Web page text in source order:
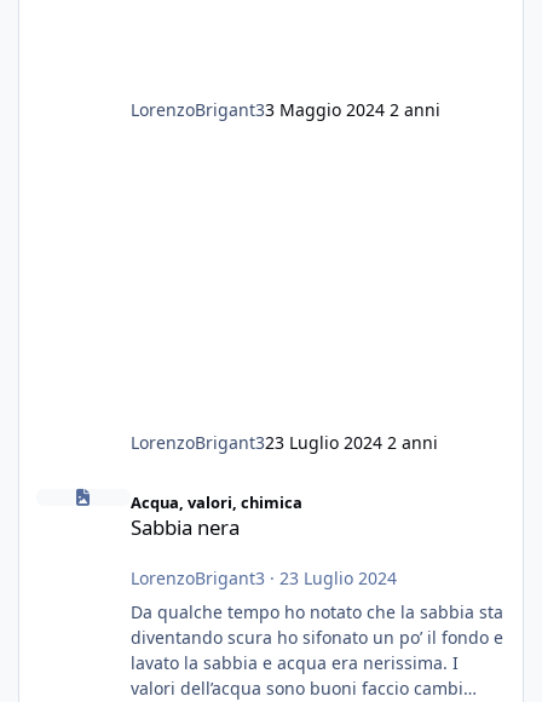
LorenzoBrigant33 Maggio 2024 2 anni
LorenzoBrigant323 Luglio 2024 2 anni
Sabbia nera
Acqua, valori, chimica
Sabbia nera
LorenzoBrigant3 · 23 Luglio 2024
Da qualche tempo ho notato che la sabbia sta
diventando scura ho sifonato un po’ il fondo e
lavato la sabbia e acqua era nerissima. I
valori dell’acqua sono buoni faccio cambi